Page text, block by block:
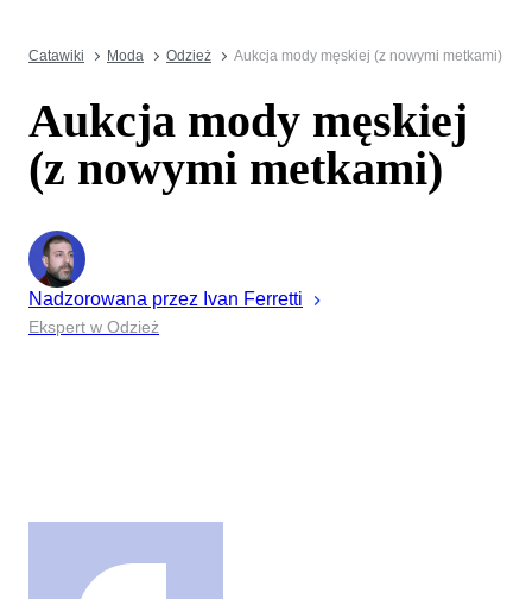
Catawiki Moda Odzież Aukcja mody męskiej (z nowymi metkami)
Aukcja mody męskiej
(z nowymi metkami)
Nadzorowana przez Ivan Ferretti
Ekspert w Odzież